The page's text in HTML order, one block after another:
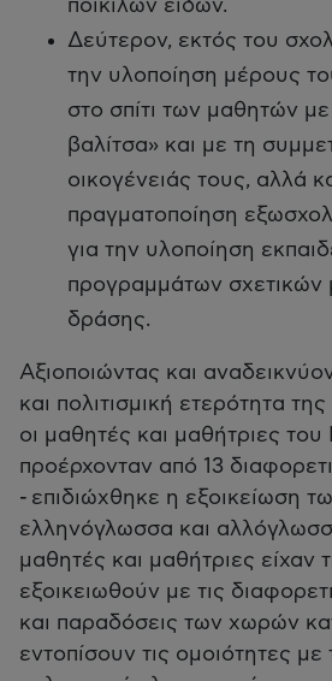
ποικίλων ειδών.
Δεύτερον, εκτός του
την υλοποίηση μέρους
στο σπίτι των μαθητών με
βαλίτσα» και με τη
οικογένειάς τους, αλλά
πραγματοποίηση
για την υλοποίηση
προγραμμάτων σχετικών
δράσης.
Αξιοποιώντας και
και πολιτισμική ετερότητα
οι μαθητές και μαθήτριες
προέρχονταν από 13
- επιδιώχθηκε η εξοικείωση
ελληνόγλωσσα και
μαθητές και μαθήτριες είχαν
εξοικειωθούν με τις
και παραδόσεις των χωρών
εντοπίσουν τις ομοιότητες με